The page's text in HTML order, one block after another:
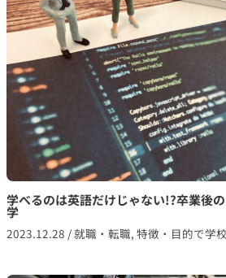
学べるのは英語だけじゃない!?卒業後
学
2023.12.28 /就職・転職,特徴・目的で学